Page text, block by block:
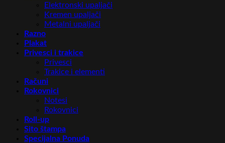
Elektronski upaljači
Kremen upaljači
Metalni upaljači
Razno
Plakat
Privesci i trakice
Privesci
Trakice i elementi
Računi
Rokovnici
Notesi
Rokovnici
Roll-up
Sito štampa
Specijalna Ponuda